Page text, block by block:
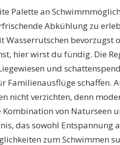
Palette an
Abkühlung zu
Wasserrutschen bevorzugst
hier wirst du fündig. Die
und
Familienausflüge schaffen.
nicht verzichten, denn
von Naturseen
das sowohl Entspannung
zum Schwimmen